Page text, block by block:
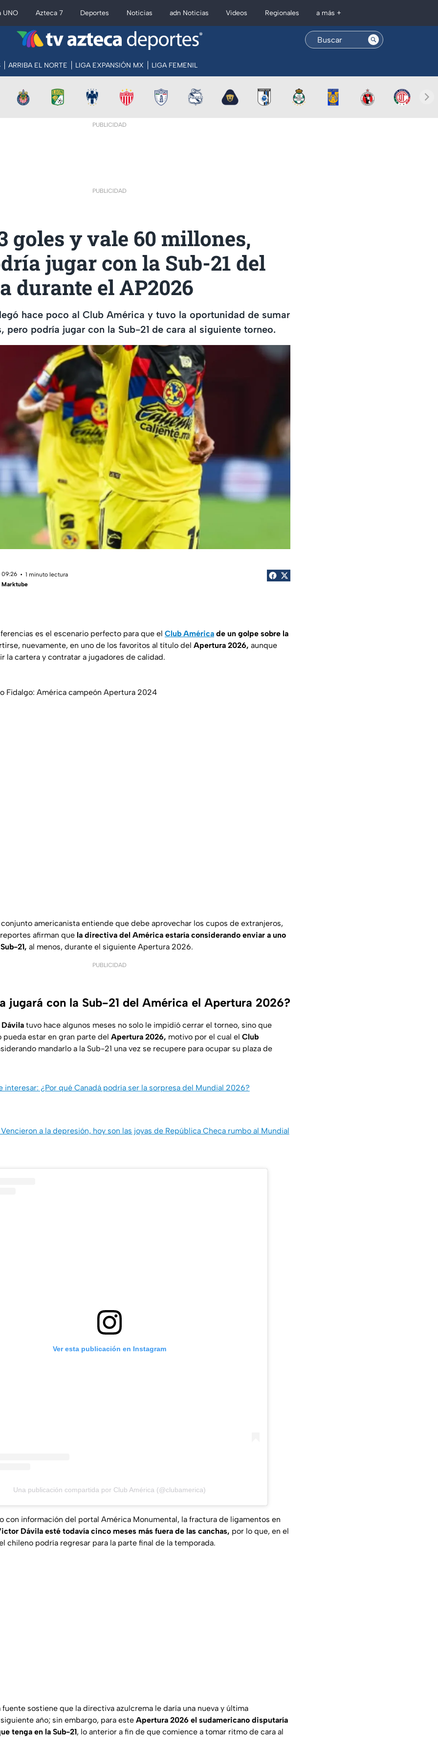
UNO Azteca 7 Deportes Noticias adn Noticias Videos Regionales a más +
ARRIBA EL NORTE LIGA EXPANSIÓN MX LIGA FEMENIL
PUBLICIDAD
PUBLICIDAD
goles y vale 60 millones,
jugar con la Sub-21 del
durante el AP2026
hace poco al Club América y tuvo la oportunidad de sumar
pero podría jugar con la Sub-21 de cara al siguiente torneo.
09:26
1 minuto lectura
Marktube
es el escenario perfecto para que el Club América de un golpe sobre la
nuevamente, en uno de los favoritos al título del Apertura 2026, aunque
la cartera y contratar a jugadores de calidad.
Fidalgo: América campeón Apertura 2024
conjunto americanista entiende que debe aprovechar los cupos de extranjeros,
afirman que la directiva del América estaría considerando enviar a uno
21, al menos, durante el siguiente Apertura 2026.
PUBLICIDAD
jugará con la Sub-21 del América el Apertura 2026?
tuvo hace algunos meses no solo le impidió cerrar el torneo, sino que
pueda estar en gran parte del Apertura 2026, motivo por el cual el Club
mandarlo a la Sub-21 una vez se recupere para ocupar su plaza de
interesar: ¿Por qué Canadá podría ser la sorpresa del Mundial 2026?
a la depresión, hoy son las joyas de República Checa rumbo al Mundial
Ver esta publicación en Instagram
Una publicación compartida por Club América (@clubamerica)
con información del portal América Monumental, la fractura de ligamentos en
Dávila esté todavía cinco meses más fuera de las canchas, por lo que, en el
chileno podría regresar para la parte final de la temporada.
sostiene que la directiva azulcrema le daría una nueva y última
año; sin embargo, para este Apertura 2026 el sudamericano disputaría
tenga en la Sub-21, lo anterior a fin de que comience a tomar ritmo de cara al